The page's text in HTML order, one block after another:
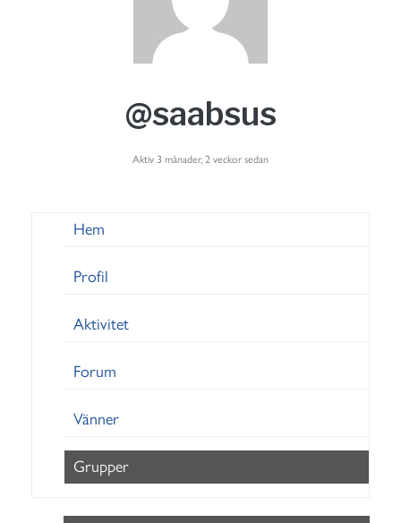
@saabsus
Aktiv 3 månader, 2 veckor sedan
Hem
Profil
Aktivitet
Forum
Vänner
Grupper